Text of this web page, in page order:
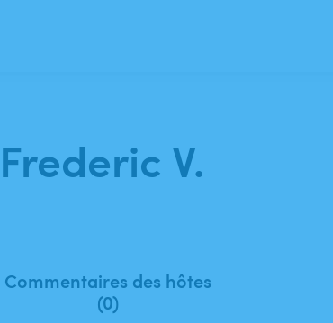
V.
Commentaires des hôtes
(0)